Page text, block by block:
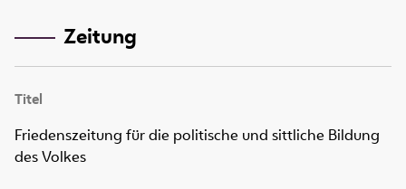
Zeitung
Titel
Friedenszeitung für die politische und sittliche Bildung
des Volkes